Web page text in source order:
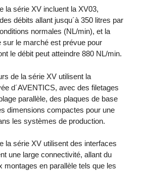
la série XV incluent la XV03,
débits allant jusqu´à 350 litres par
normales (NL/min), et la
sur le marché est prévue pour
le débit peut atteindre 880 NL/min.
de la série XV utilisent la
d´AVENTICS, avec des filetages
parallèle, des plaques de base
dimensions compactes pour une
les systèmes de production.
la série XV utilisent des interfaces
une large connectivité, allant du
montages en parallèle tels que les